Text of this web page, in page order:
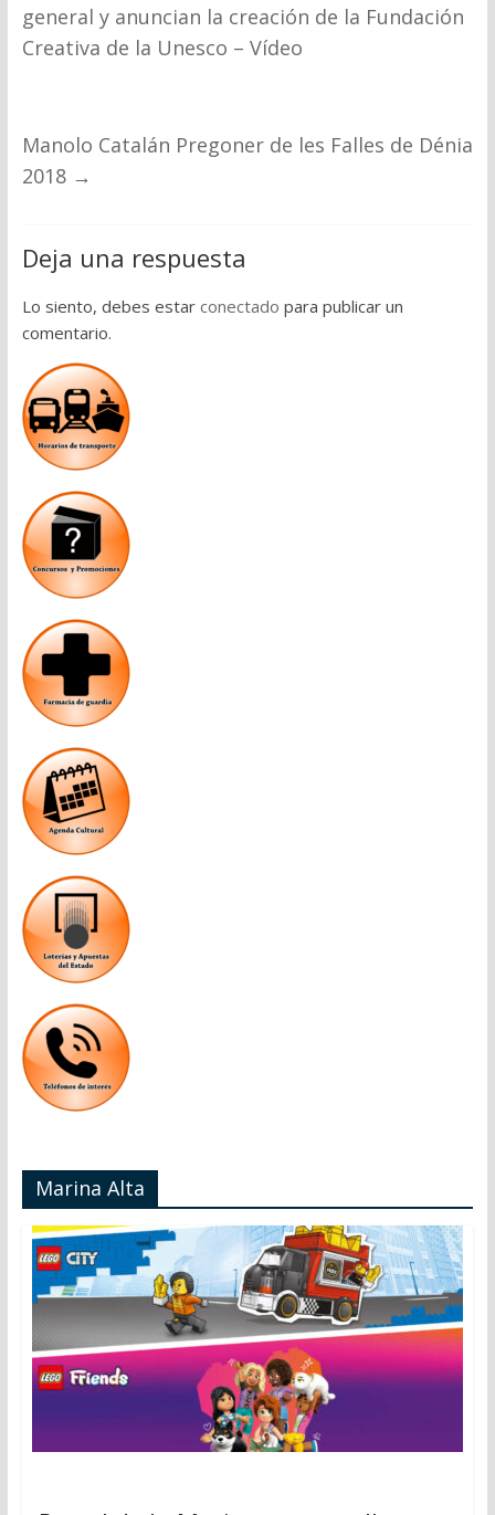
general y anuncian la creación de la Fundación
Creativa de la Unesco – Vídeo
Manolo Catalán Pregoner de les Falles de Dénia
2018 →
Deja una respuesta
Lo siento, debes estar conectado para publicar un
comentario.
Marina Alta